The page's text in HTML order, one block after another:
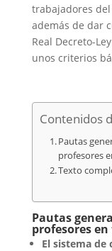
trabajadores
además de dar
Real Decreto-
unos criterios
Contenidos
Pautas
profesores
Texto
Pautas
profesores
El sistema de